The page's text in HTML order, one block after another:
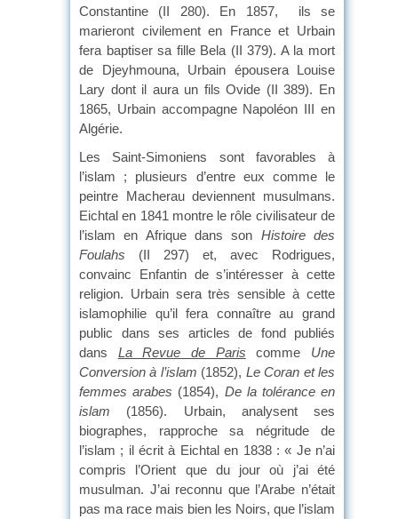
Constantine (II 280). En 1857, ils se
marieront civilement en France et Urbain
fera baptiser sa fille Bela (II 379). A la mort
de Djeyhmouna, Urbain épousera Louise
Lary dont il aura un fils Ovide (II 389). En
1865, Urbain accompagne Napoléon III en
Algérie.
Les Saint-Simoniens sont favorables à
l’islam ; plusieurs d’entre eux comme le
peintre Macherau deviennent musulmans.
Eichtal en 1841 montre le rôle civilisateur de
l’islam en Afrique dans son Histoire des
Foulahs (II 297) et, avec Rodrigues,
convainc Enfantin de s’intéresser à cette
religion. Urbain sera très sensible à cette
islamophilie qu’il fera connaître au grand
public dans ses articles de fond publiés
dans La Revue de Paris comme Une
Conversion à l’islam (1852), Le Coran et les
femmes arabes (1854), De la tolérance en
islam (1856). Urbain, analysent ses
biographes, rapproche sa négritude de
l’islam ; il écrit à Eichtal en 1838 : « Je n’ai
compris l’Orient que du jour où j’ai été
musulman. J’ai reconnu que l’Arabe n’était
pas ma race mais bien les Noirs, que l’islam